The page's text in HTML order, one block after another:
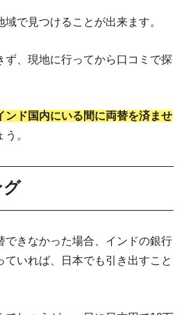
で見つけることが出来ます。
ず、現地に行ってから口コミで探
ンド国内にいる間に両替を済ませ
う。
グ
できなかった場合、インドの銀行
いれば、日本でも引き出すこと